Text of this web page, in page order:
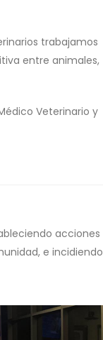
trabajamos
entre animales,
Veterinario y
acciones
e incidiendo